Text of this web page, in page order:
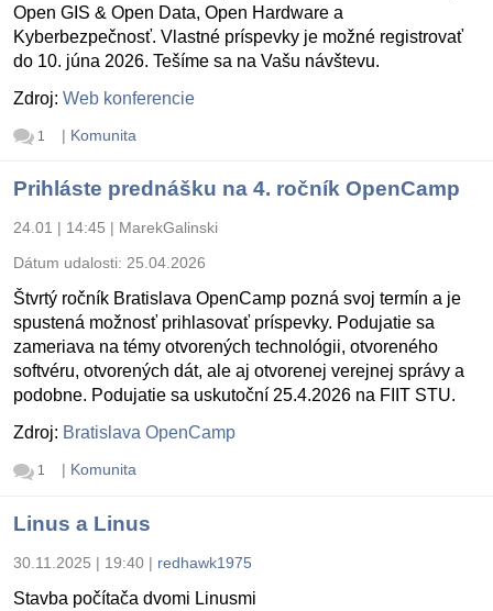
Open GIS & Open Data, Open Hardware a
Kyberbezpečnosť. Vlastné príspevky je možné registrovať
do 10. júna 2026. Tešíme sa na Vašu návštevu.
Zdroj: Web konferencie
1 | Komunita
Prihláste prednášku na 4. ročník OpenCamp
24.01 | 14:45 | MarekGalinski
Dátum udalosti: 25.04.2026
Štvrtý ročník Bratislava OpenCamp pozná svoj termín a je
spustená možnosť prihlasovať príspevky. Podujatie sa
zameriava na témy otvorených technológii, otvoreného
softvéru, otvorených dát, ale aj otvorenej verejnej správy a
podobne. Podujatie sa uskutoční 25.4.2026 na FIIT STU.
Zdroj: Bratislava OpenCamp
1 | Komunita
Linus a Linus
30.11.2025 | 19:40 | redhawk1975
Stavba počítača dvomi Linusmi